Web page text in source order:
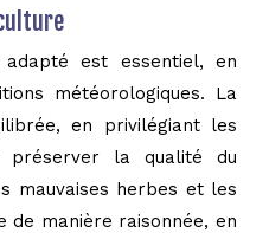
est essentiel, en
météorologiques. La
en privilégiant les
préserver la qualité du
mauvaises herbes et les
de manière raisonnée, en